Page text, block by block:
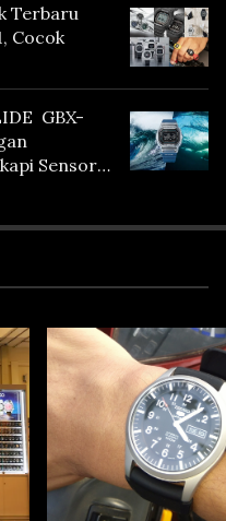
Terbaru
Cocok
GBX-
Sensor